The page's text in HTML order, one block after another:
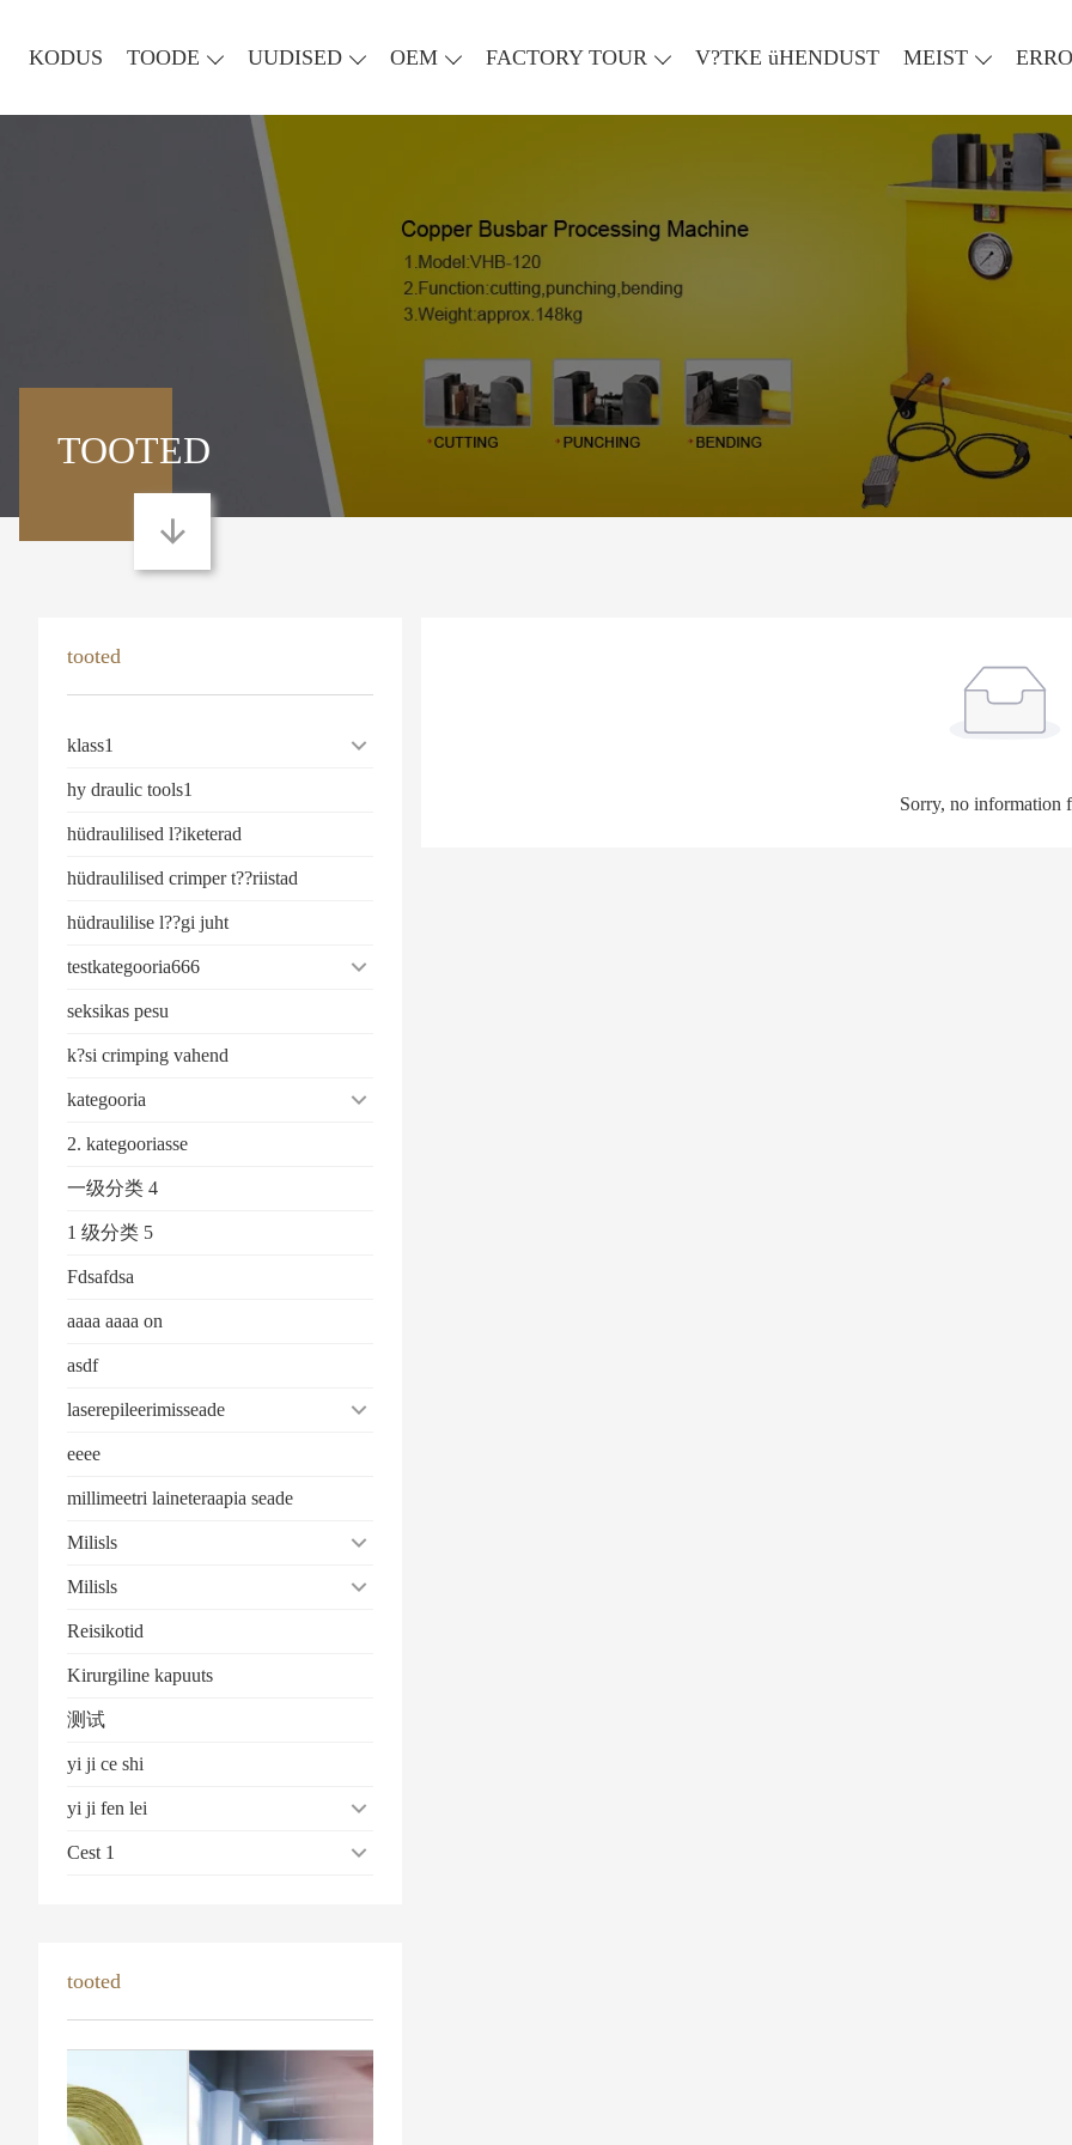
KODUS TOODE UUDISED OEM FACTORY TOUR V?TKE üHENDUST MEIST
TOOTED
tooted
klass1
hy draulic tools1
hüdraulilised l?iketerad
hüdraulilised crimper t??riistad
hüdraulilise l??gi juht
testkategooria666
seksikas pesu
k?si crimping vahend
kategooria
2. kategooriasse
一级分类 4
1 级分类 5
Fdsafdsa
aaaa aaaa on
asdf
laserepileerimisseade
eeee
millimeetri laineteraapia seade
Milisls
Milisls
Reisikotid
Kirurgiline kapuuts
测试
yi ji ce shi
yi ji fen lei
Cest 1
tooted
Sorry, no information